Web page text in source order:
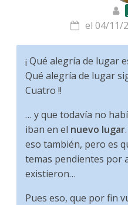
el 04/11/
¡ Qué alegría de lugar
Qué alegría de lugar
Cuatro !!
… y que todavía no
iban en el nuevo lugar
eso también, pero es
temas pendientes por
existieron…
Pues eso, que por fin